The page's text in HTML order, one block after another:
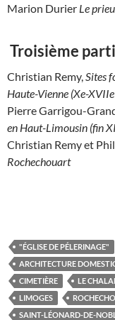
Marion Durier Le
Troisième
Christian Remy, Sites
Haute-Vienne (Xe-
Pierre Garrigou-
en Haut-Limousin (fin
Christian Remy et
Rochechouart
"ÉGLISE DE PÉLERINAGE"
ARCHITECTURE
CIMETIÈRE
LE
LIMOGES
SAINT-LÉONARD-DE-